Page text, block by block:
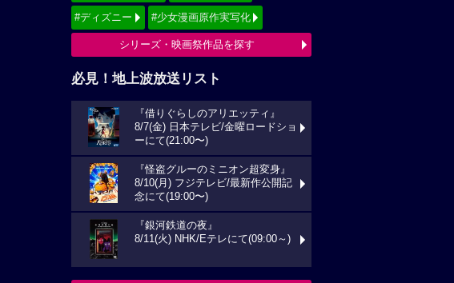
#ディズニー #少女漫画原作実写化
シリーズ・映画祭作品を探す
必見！地上波放送リスト
『借りぐらしのアリエッティ』
8/7(金) 日本テレビ/金曜ロードショ
ーにて(21:00〜)
『怪盗グルーのミニオン超変身』
8/10(月) フジテレビ/最新作公開記
念にて(19:00〜)
『銀河鉄道の夜』
8/11(火) NHK/Eテレにて(09:00～)